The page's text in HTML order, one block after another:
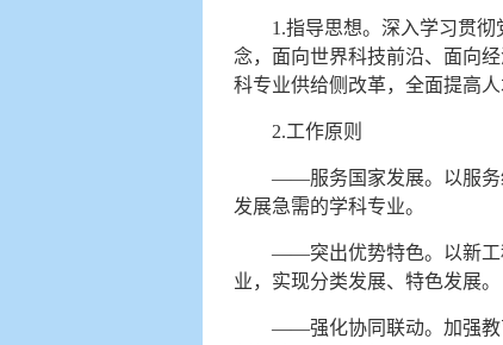
1.指导思想。深入学习贯
念，面向世界科技前沿、面向
科专业供给侧改革，全面提高
2.工作原则
——服务国家发展。以服务
发展急需的学科专业。
——突出优势特色。以新工
业，实现分类发展、特色发展。
——强化协同联动。加强教